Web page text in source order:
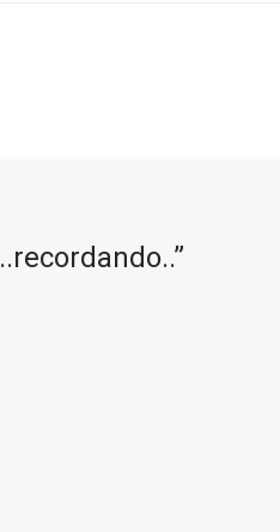
..recordando..”